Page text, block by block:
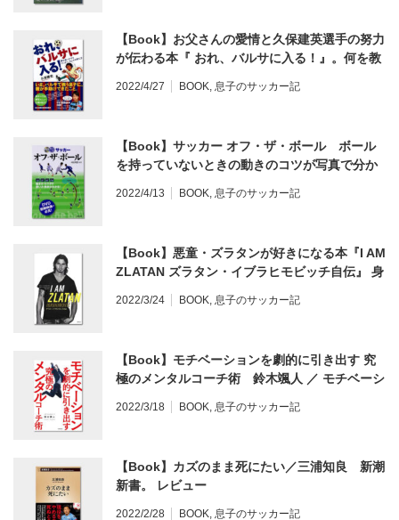
【Book】お父さんの愛情と久保建英選手の努力
が伝わる本『 おれ、バルサに入る！』。何を教
読書！レビュー
2022/4/27 BOOK, 息子のサッカー記
【Book】サッカー オフ・ザ・ボール ボール
を持っていないときの動きのコツが写真で分か
テクニック。レビュー
2022/4/13 BOOK, 息子のサッカー記
【Book】悪童・ズラタンが好きになる本『I AM
ZLATAN ズラタン・イブラヒモビッチ自伝』 身
2022/3/24 BOOK, 息子のサッカー記
【Book】モチベーションを劇的に引き出す 究
極のメンタルコーチ術 鈴木颯人 ／ モチベーシ
魔法の言葉 レビュー
2022/3/18 BOOK, 息子のサッカー記
【Book】カズのまま死にたい／三浦知良 新潮
新書。 レビュー
2022/2/28 BOOK, 息子のサッカー記